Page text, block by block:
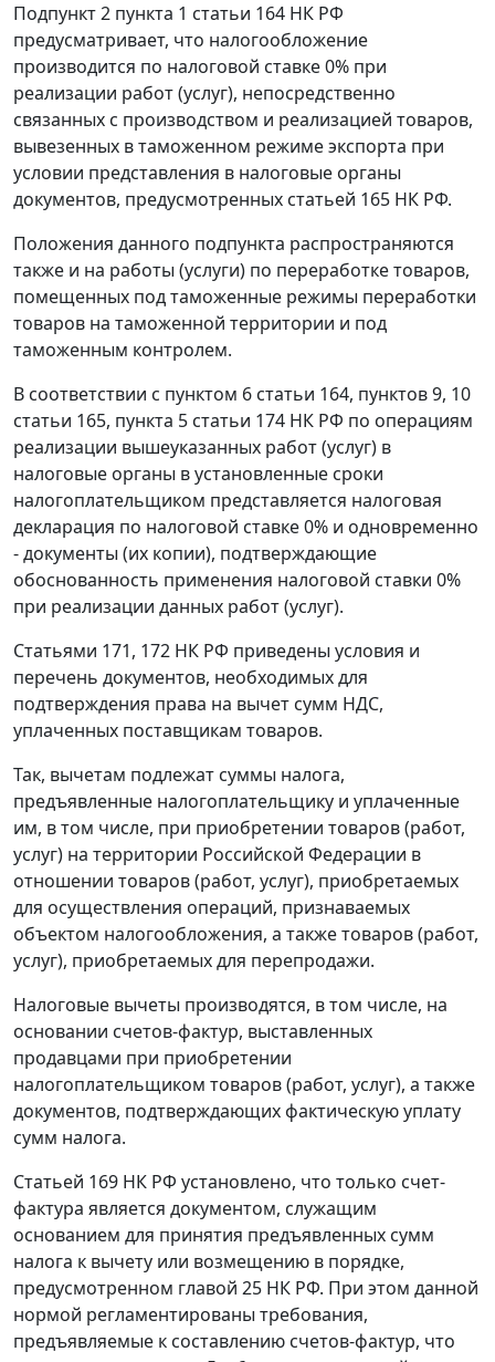
Подпункт 2 пункта 1 статьи 164 НК РФ
предусматривает, что налогообложение
производится по налоговой ставке 0% при
реализации работ (услуг), непосредственно
связанных с производством и реализацией товаров,
вывезенных в таможенном режиме экспорта при
условии представления в налоговые органы
документов, предусмотренных статьей 165 НК РФ.
Положения данного подпункта распространяются
также и на работы (услуги) по переработке товаров,
помещенных под таможенные режимы переработки
товаров на таможенной территории и под
таможенным контролем.
В соответствии с пунктом 6 статьи 164, пунктов 9, 10
статьи 165, пункта 5 статьи 174 НК РФ по операциям
реализации вышеуказанных работ (услуг) в
налоговые органы в установленные сроки
налогоплательщиком представляется налоговая
декларация по налоговой ставке 0% и одновременно
- документы (их копии), подтверждающие
обоснованность применения налоговой ставки 0%
при реализации данных работ (услуг).
Статьями 171, 172 НК РФ приведены условия и
перечень документов, необходимых для
подтверждения права на вычет сумм НДС,
уплаченных поставщикам товаров.
Так, вычетам подлежат суммы налога,
предъявленные налогоплательщику и уплаченные
им, в том числе, при приобретении товаров (работ,
услуг) на территории Российской Федерации в
отношении товаров (работ, услуг), приобретаемых
для осуществления операций, признаваемых
объектом налогообложения, а также товаров (работ,
услуг), приобретаемых для перепродажи.
Налоговые вычеты производятся, в том числе, на
основании счетов-фактур, выставленных
продавцами при приобретении
налогоплательщиком товаров (работ, услуг), а также
документов, подтверждающих фактическую уплату
сумм налога.
Статьей 169 НК РФ установлено, что только счет-
фактура является документом, служащим
основанием для принятия предъявленных сумм
налога к вычету или возмещению в порядке,
предусмотренном главой 25 НК РФ. При этом данной
нормой регламентированы требования,
предъявляемые к составлению счетов-фактур, что